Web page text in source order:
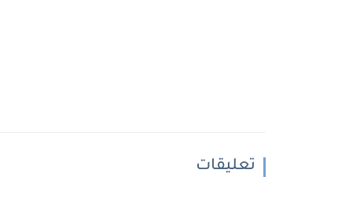
تعليقات